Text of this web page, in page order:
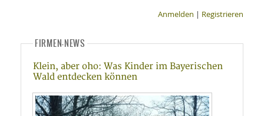
Anmelden | Registrieren
FIRMEN-NEWS
Klein, aber oho: Was Kinder im Bayerischen
Wald entdecken können